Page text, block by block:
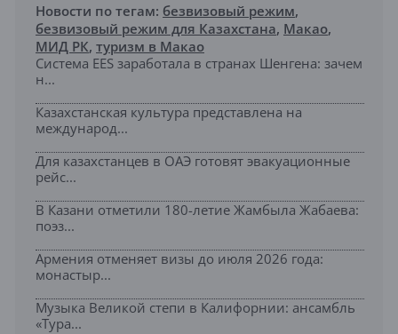
Новости по тегам: безвизовый режим,
безвизовый режим для Казахстана, Макао,
МИД РК, туризм в Макао
Система EES заработала в странах Шенгена: зачем
н...
Казахстанская культура представлена на
международ...
Для казахстанцев в ОАЭ готовят эвакуационные
рейс...
В Казани отметили 180-летие Жамбыла Жабаева:
поэз...
Армения отменяет визы до июля 2026 года:
монастыр...
Музыка Великой степи в Калифорнии: ансамбль
«Тура...